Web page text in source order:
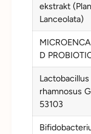
ekstrakt
Lanceolata)
D
Lactobacillus
rhamnosus
53103